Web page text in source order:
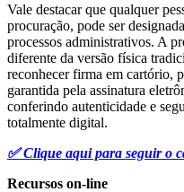
Vale destacar que qualquer
procuração, pode ser
processos administrativos. A
diferente da versão física
reconhecer firma em cartório,
garantida pela assinatura
conferindo autenticidade e
totalmente digital.
✅ Clique aqui para seguir o
Recursos on-line